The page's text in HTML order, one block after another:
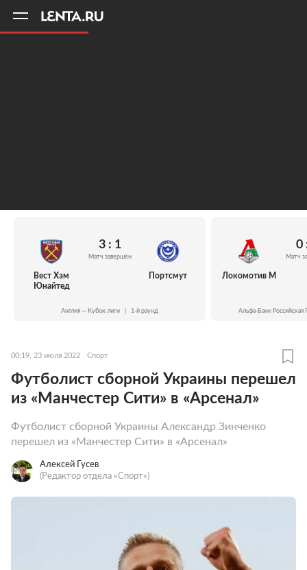
Вест Хэм
Юнайтед
3 : 1
Матч завершён
Портсмут
Англия — Кубок лиги 1-й раунд
Локомотив М
0
Матч
Альфа-Банк Российская
00:19, 23 июля 2022 Спорт
Футболист сборной Украины перешел
из «Манчестер Сити» в «Арсенал»
Футболист сборной Украины Александр Зинченко
перешел из «Манчестер Сити» в «Арсенал»
Алексей Гусев
(Редактор отдела «Спорт»)